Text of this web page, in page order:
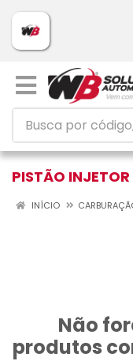
PISTÃO INJETOR
INÍCIO
Não
produtos